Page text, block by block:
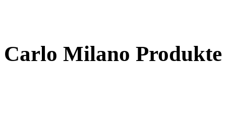
Carlo Milano